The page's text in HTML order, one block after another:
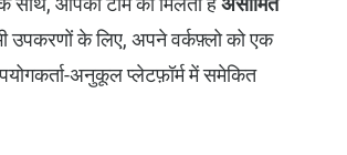
उपकरणों के लिए, अपने वर्कफ़्लो को एक
अनुकूल प्लेटफ़ॉर्म में समेकित